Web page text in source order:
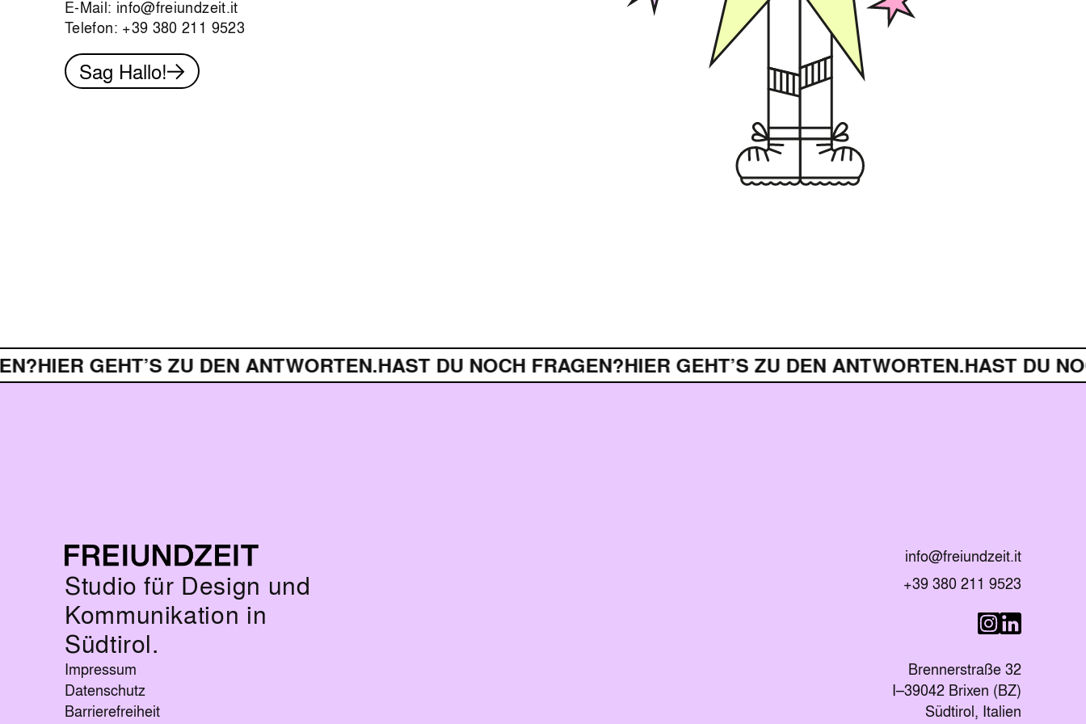
E-Mail: info@freiundzeit.it
Telefon: +39 380 211 9523
Sag Hallo!
HIER GEHT’S ZU DEN ANTWORTEN.HAST DU NOCH FRAGEN?HIER GEHT’S ZU DEN ANTWORTEN.HAST DU
Studio für Design und
Kommunikation in
Südtirol.
Impressum
Datenschutz
Barrierefreiheit
E-Mail senden an
info@freiundzeit.it
Telefonnummer anrufen:
+39 380 211 9523
Besuche uns
Besuche
Brennerstraße 32
I–39042 Brixen (BZ)
Südtirol, Italien